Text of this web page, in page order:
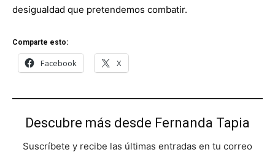
desigualdad que pretendemos combatir.
Comparte esto:
Facebook X
Descubre más desde Fernanda Tapia
Suscríbete y recibe las últimas entradas en tu correo